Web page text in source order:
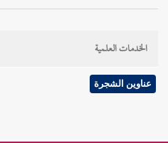
الذي معهم ( أباهم )وكذا
من غيرها ثم موت أحدهم
على الباقون ( ف ) الميت
الأولى ماتت عن زوج وابنين
الثمن وللابنين الباقي .
الخدمات العلمية
عناوين الشجرة